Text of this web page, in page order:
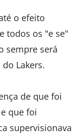
o efeito
todos os "e se"
sempre será
Lakers.
de que foi
que foi
supervisionava